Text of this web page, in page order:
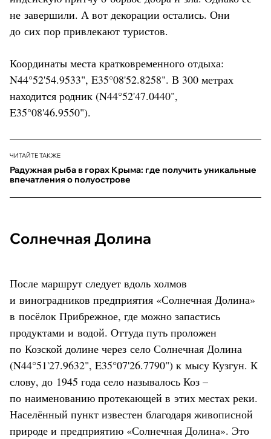
не завершили. А вот декорации остались. Они
до сих пор привлекают туристов.
Координаты места кратковременного отдыха:
N44°52'54.9533", E35°08'52.8258". В 300 метрах
находится родник (N44°52'47.0440",
E35°08'46.9550").
ЧИТАЙТЕ ТАКЖЕ
Радужная рыба в горах Крыма: где получить уникальные
впечатления о полуострове
Солнечная Долина
После маршрут следует вдоль холмов
и виноградников предприятия «Солнечная Долина»
в посёлок Прибрежное, где можно запастись
продуктами и водой. Оттуда путь проложен
по Козской долине через село Солнечная Долина
(N44°51'27.9632", E35°07'26.7790") к мысу Кузгун. К
слову, до 1945 года село называлось Коз –
по наименованию протекающей в этих местах реки.
Населённый пункт известен благодаря живописной
природе и предприятию «Солнечная Долина». Это